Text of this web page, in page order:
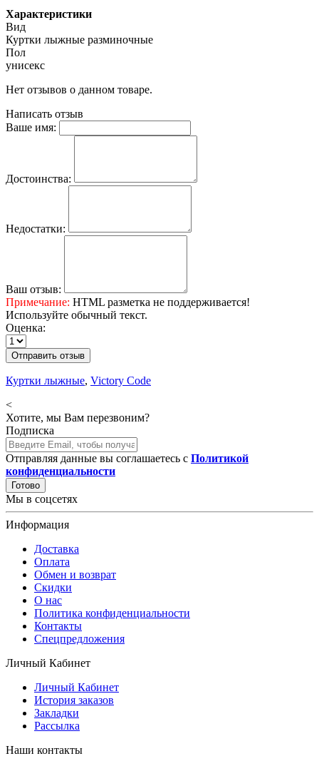
Характеристики
Вид
Куртки лыжные разминочные
Пол
унисекс
Нет отзывов о данном товаре.
Написать отзыв
Ваше имя:
Достоинства:
Недостатки:
Ваш отзыв:
Примечание: HTML разметка не поддерживается!
Используйте обычный текст.
Оценка:
Отправить отзыв
Куртки лыжные, Victory Code
<
Хотите, мы Вам перезвоним?
Подписка
Отправляя данные вы соглашаетесь с Политикой
конфиденциальности
Готово
Мы в соцсетях
Информация
Доставка
Оплата
Обмен и возврат
Скидки
О нас
Политика конфиденциальности
Контакты
Спецпредложения
Личный Кабинет
Личный Кабинет
История заказов
Закладки
Рассылка
Наши контакты